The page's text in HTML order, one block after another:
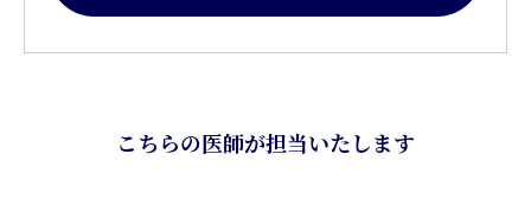
こちらの医師が担当いたします